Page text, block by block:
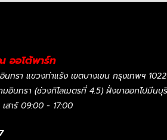
ออโต้พาร์ท
ทรา แขวงท่าแร้ง เขตบางเขน กรุงเทพฯ
อินทรา (ช่วงกิโลเมตรที่ 4.5) ฝั่งขาออกไปมีนบุ
สาร์ 09:00 - 17:00